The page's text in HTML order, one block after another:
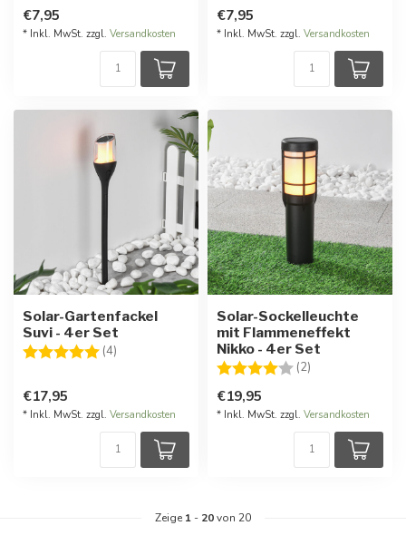
€7,95
* Inkl. MwSt. zzgl. Versandkosten
€7,95
* Inkl. MwSt. zzgl. Versandkosten
Solar-Gartenfackel
Suvi - 4er Set
Bewertung:
(4) 5.0 von 5 Sternen
€17,95
* Inkl. MwSt. zzgl. Versandkosten
Solar-Sockelleuchte
mit Flammeneffekt
Nikko - 4er Set
Bewertung:
(2)
€19,95
* Inkl. MwSt. zzgl. Versandkosten
Zeige 1 - 20von 20